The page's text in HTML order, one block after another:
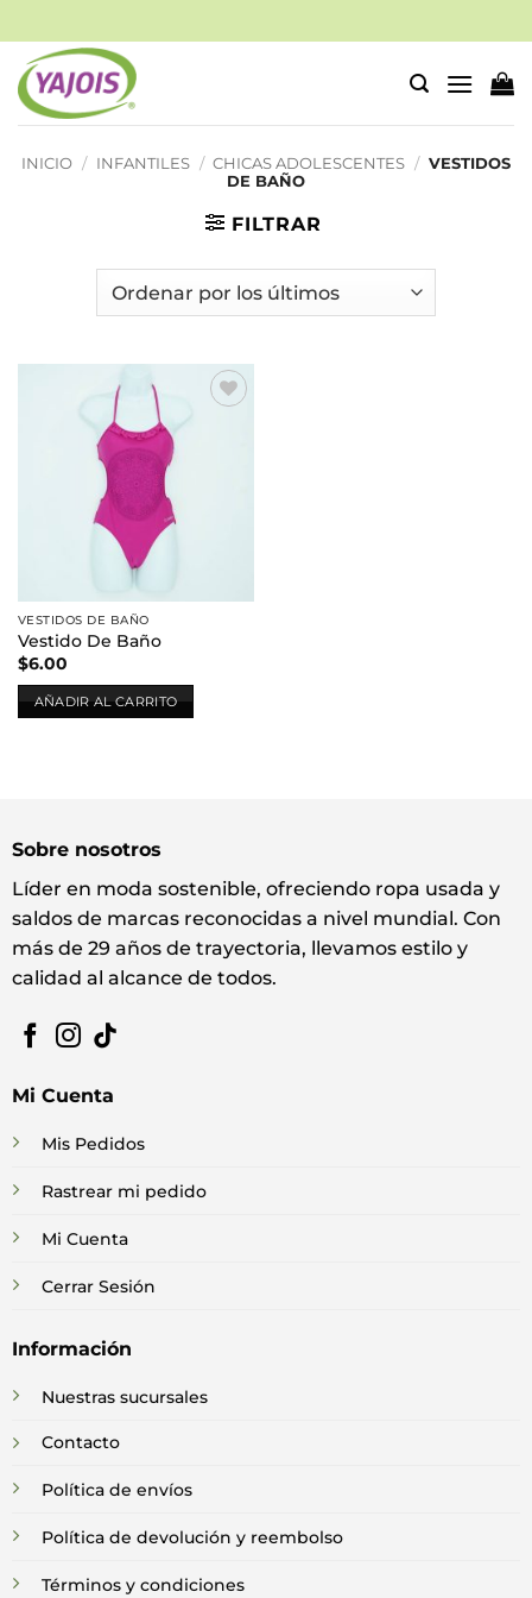
al
contenido
INICIO / INFANTILES / CHICAS ADOLESCENTES / VESTIDOS
DE BAÑO
FILTRAR
VESTIDOS DE BAÑO
Vestido De Baño
$6.00
AÑADIR AL CARRITO
Sobre nosotros
Líder en moda sostenible, ofreciendo ropa usada y
saldos de marcas reconocidas a nivel mundial. Con
más de 29 años de trayectoria, llevamos estilo y
calidad al alcance de todos.
Mi Cuenta
Mis Pedidos
Rastrear mi pedido
Mi Cuenta
Cerrar Sesión
Información
Nuestras sucursales
Contacto
Política de envíos
Política de devolución y reembolso
Términos y condiciones